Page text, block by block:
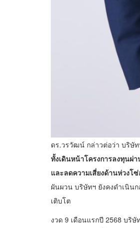
ดร.วรวัฒน์ กล่าวต่อว่า บริษัท
ทั้งเดินหน้าโครงการลงทุนผ่
และลดความเสี่ยงด้านห่วงโ
ผันผวน บริษัทฯ ยังคงดำเนิน
เติบโต
งวด 9 เดือนแรกปี 2568 บริ